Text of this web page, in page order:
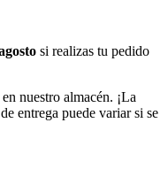
si realizas tu pedido
nuestro almacén. ¡La
entrega puede variar si se